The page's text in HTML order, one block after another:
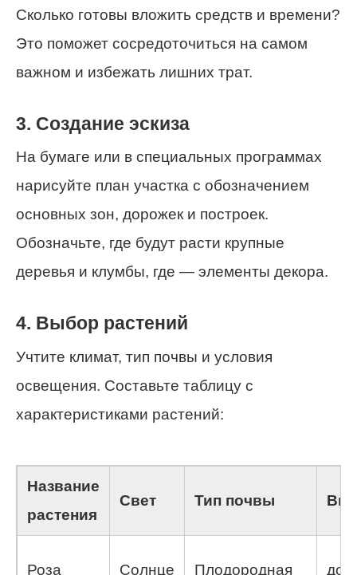
Сколько готовы вложить средств и времени?
Это поможет сосредоточиться на самом
важном и избежать лишних трат.
3. Создание эскиза
На бумаге или в специальных программах
нарисуйте план участка с обозначением
основных зон, дорожек и построек.
Обозначьте, где будут расти крупные
деревья и клумбы, где — элементы декора.
4. Выбор растений
Учтите климат, тип почвы и условия
освещения. Составьте таблицу с
характеристиками растений:
Название
растения
Свет Тип почвы
Роза Солнце Плодородная до